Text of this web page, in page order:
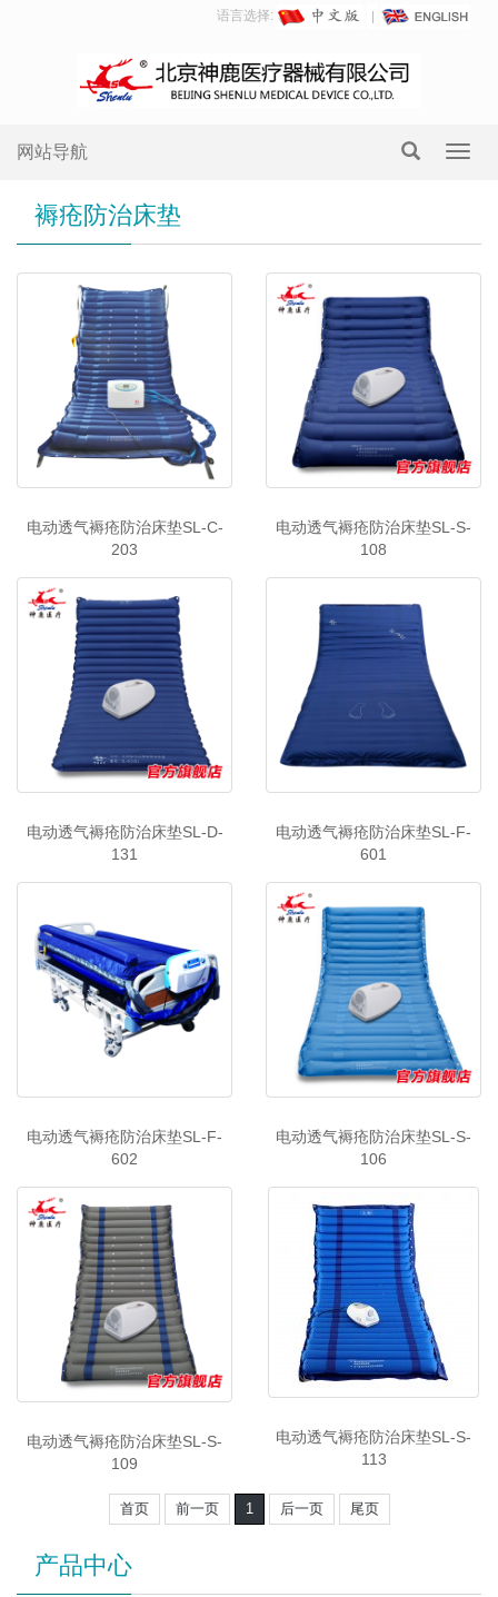
语言选择:
网站导航
褥疮防治床垫
电动透气褥疮防治床垫SL-C-
203
电动透气褥疮防治床垫SL-S-
108
电动透气褥疮防治床垫SL-D-
131
电动透气褥疮防治床垫SL-F-
601
电动透气褥疮防治床垫SL-F-
602
电动透气褥疮防治床垫SL-S-
106
电动透气褥疮防治床垫SL-S-
109
电动透气褥疮防治床垫SL-S-
113
首页 前一页 1 后一页 尾页
产品中心